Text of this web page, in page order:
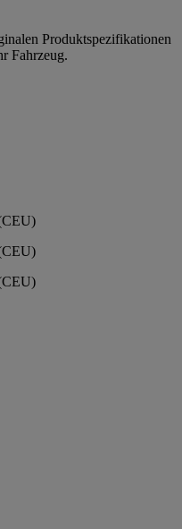
Produktspezifikationen
Fahrzeug.